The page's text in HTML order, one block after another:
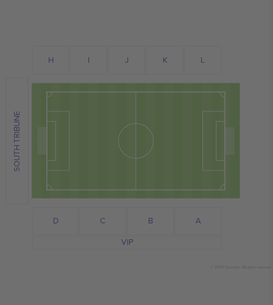
L
K
J
I
H
D C B
A
VIP
SOUTH TRIBUNE
© 2024 Ticombo. All rights reserved